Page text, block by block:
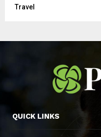
Travel
QUICK LINKS